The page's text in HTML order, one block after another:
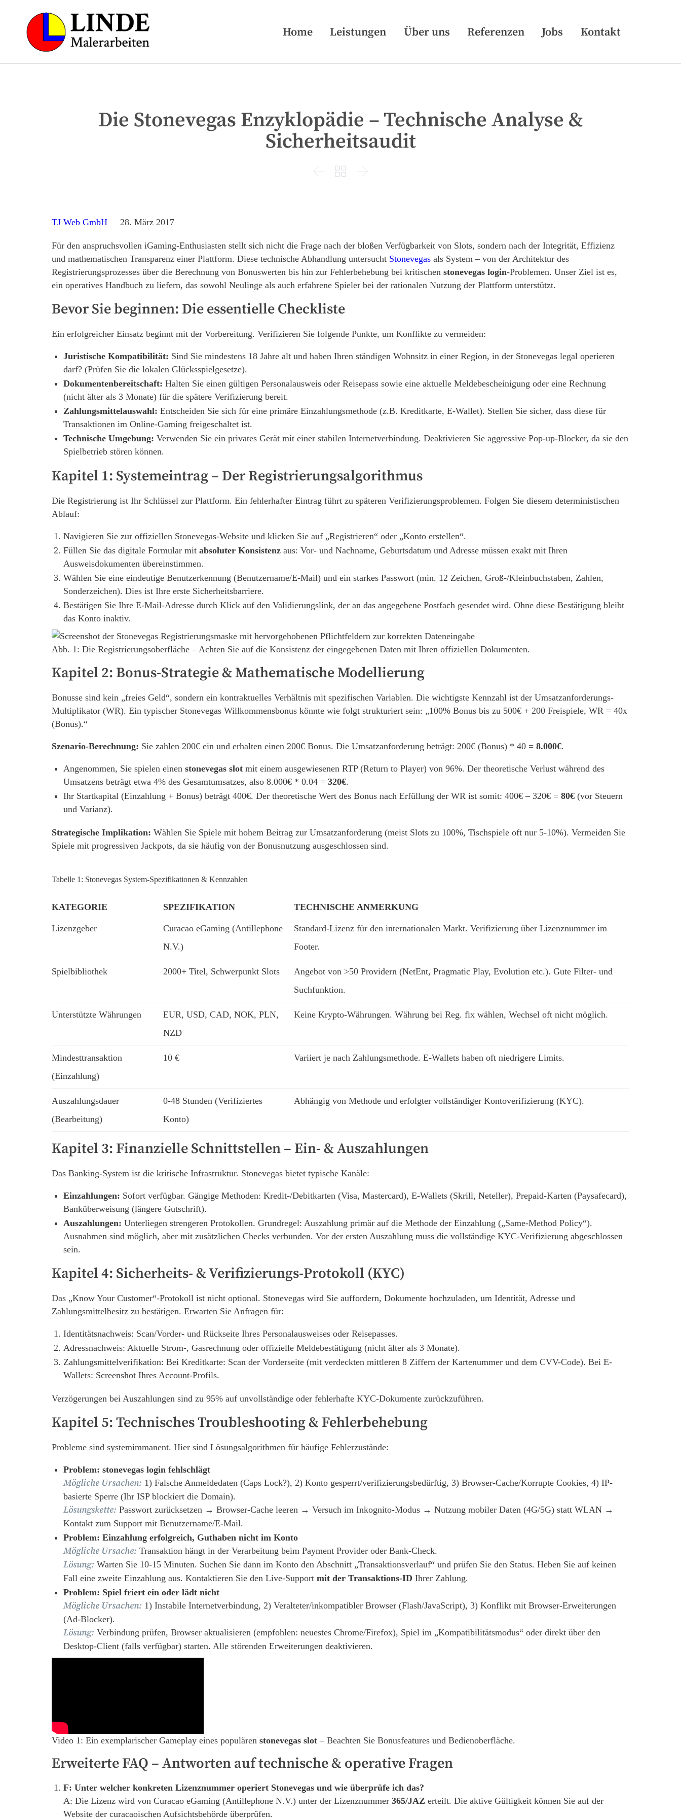
Home Leistungen Über uns Referenzen Jobs Kontakt
Die Stonevegas Enzyklopädie – Technische Analyse &
Sicherheitsaudit
  
TJ Web GmbH 28. März 2017
Für den anspruchsvollen iGaming-Enthusiasten stellt sich nicht die Frage nach der bloßen Verfügbarkeit von Slots, sondern nach der Integrität, Effizienz
und mathematischen Transparenz einer Plattform. Diese technische Abhandlung untersucht Stonevegas als System – von der Architektur des
Registrierungsprozesses über die Berechnung von Bonuswerten bis hin zur Fehlerbehebung bei kritischen stonevegas login-Problemen. Unser Ziel ist es,
ein operatives Handbuch zu liefern, das sowohl Neulinge als auch erfahrene Spieler bei der rationalen Nutzung der Plattform unterstützt.
Bevor Sie beginnen: Die essentielle Checkliste
Ein erfolgreicher Einsatz beginnt mit der Vorbereitung. Verifizieren Sie folgende Punkte, um Konflikte zu vermeiden:
Juristische Kompatibilität: Sind Sie mindestens 18 Jahre alt und haben Ihren ständigen Wohnsitz in einer Region, in der Stonevegas legal operieren
darf? (Prüfen Sie die lokalen Glücksspielgesetze).
Dokumentenbereitschaft: Halten Sie einen gültigen Personalausweis oder Reisepass sowie eine aktuelle Meldebescheinigung oder eine Rechnung
(nicht älter als 3 Monate) für die spätere Verifizierung bereit.
Zahlungsmittelauswahl: Entscheiden Sie sich für eine primäre Einzahlungsmethode (z.B. Kreditkarte, E-Wallet). Stellen Sie sicher, dass diese für
Transaktionen im Online-Gaming freigeschaltet ist.
Technische Umgebung: Verwenden Sie ein privates Gerät mit einer stabilen Internetverbindung. Deaktivieren Sie aggressive Pop-up-Blocker, da sie den
Spielbetrieb stören können.
Kapitel 1: Systemeintrag – Der Registrierungsalgorithmus
Die Registrierung ist Ihr Schlüssel zur Plattform. Ein fehlerhafter Eintrag führt zu späteren Verifizierungsproblemen. Folgen Sie diesem deterministischen
Ablauf:
Navigieren Sie zur offiziellen Stonevegas-Website und klicken Sie auf „Registrieren“ oder „Konto erstellen“.
Füllen Sie das digitale Formular mitabsoluter Konsistenz aus: Vor- und Nachname, Geburtsdatum und Adresse müssen exakt mit Ihren
Ausweisdokumenten übereinstimmen.
Wählen Sie eine eindeutige Benutzerkennung (Benutzername/E-Mail) und ein starkes Passwort (min. 12 Zeichen, Groß-/Kleinbuchstaben, Zahlen,
Sonderzeichen). Dies ist Ihre erste Sicherheitsbarriere.
Bestätigen Sie Ihre E-Mail-Adresse durch Klick auf den Validierungslink, der an das angegebene Postfach gesendet wird. Ohne diese Bestätigung bleibt
das Konto inaktiv.
Abb. 1: Die Registrierungsoberfläche – Achten Sie auf die Konsistenz der eingegebenen Daten mit Ihren offiziellen Dokumenten.
Kapitel 2: Bonus-Strategie & Mathematische Modellierung
Bonusse sind kein „freies Geld“, sondern ein kontraktuelles Verhältnis mit spezifischen Variablen. Die wichtigste Kennzahl ist der Umsatzanforderungs-
Multiplikator (WR). Ein typischer Stonevegas Willkommensbonus könnte wie folgt strukturiert sein: „100% Bonus bis zu 500€ + 200 Freispiele, WR = 40x
(Bonus).“
Szenario-Berechnung: Sie zahlen 200€ ein und erhalten einen 200€ Bonus. Die Umsatzanforderung beträgt: 200€ (Bonus) * 40 = 8.000€.
Angenommen, Sie spielen einenstonevegas slot mit einem ausgewiesenen RTP (Return to Player) von 96%. Der theoretische Verlust während des
Umsatzens beträgt etwa 4% des Gesamtumsatzes, also 8.000€ * 0.04 =320€.
Ihr Startkapital (Einzahlung + Bonus) beträgt 400€. Der theoretische Wert des Bonus nach Erfüllung der WR ist somit: 400€ – 320€ =80€ (vor Steuern
und Varianz).
Strategische Implikation: Wählen Sie Spiele mit hohem Beitrag zur Umsatzanforderung (meist Slots zu 100%, Tischspiele oft nur 5-10%). Vermeiden Sie
Spiele mit progressiven Jackpots, da sie häufig von der Bonusnutzung ausgeschlossen sind.
Tabelle 1: Stonevegas System-Spezifikationen & Kennzahlen
KATEGORIE SPEZIFIKATION TECHNISCHE ANMERKUNG
Lizenzgeber
Curacao eGaming (Antillephone
N.V.)
Standard-Lizenz für den internationalen Markt. Verifizierung über Lizenznummer im
Footer.
Spielbibliothek 2000+ Titel, Schwerpunkt Slots
Angebot von >50 Providern (NetEnt, Pragmatic Play, Evolution etc.). Gute Filter- und
Suchfunktion.
Unterstützte Währungen
EUR, USD, CAD, NOK, PLN,
NZD
Keine Krypto-Währungen. Währung bei Reg. fix wählen, Wechsel oft nicht möglich.
Mindesttransaktion
(Einzahlung)
10 € Variiert je nach Zahlungsmethode. E-Wallets haben oft niedrigere Limits.
Auszahlungsdauer
(Bearbeitung)
0-48 Stunden (Verifiziertes
Konto)
Abhängig von Methode und erfolgter vollständiger Kontoverifizierung (KYC).
Kapitel 3: Finanzielle Schnittstellen – Ein- & Auszahlungen
Das Banking-System ist die kritische Infrastruktur. Stonevegas bietet typische Kanäle:
Einzahlungen: Sofort verfügbar. Gängige Methoden: Kredit-/Debitkarten (Visa, Mastercard), E-Wallets (Skrill, Neteller), Prepaid-Karten (Paysafecard),
Banküberweisung (längere Gutschrift).
Auszahlungen: Unterliegen strengeren Protokollen. Grundregel: Auszahlung primär auf die Methode der Einzahlung („Same-Method Policy“).
Ausnahmen sind möglich, aber mit zusätzlichen Checks verbunden. Vor der ersten Auszahlung muss die vollständige KYC-Verifizierung abgeschlossen
sein.
Kapitel 4: Sicherheits- & Verifizierungs-Protokoll (KYC)
Das „Know Your Customer“-Protokoll ist nicht optional. Stonevegas wird Sie auffordern, Dokumente hochzuladen, um Identität, Adresse und
Zahlungsmittelbesitz zu bestätigen. Erwarten Sie Anfragen für:
Identitätsnachweis: Scan/Vorder- und Rückseite Ihres Personalausweises oder Reisepasses.
Adressnachweis: Aktuelle Strom-, Gasrechnung oder offizielle Meldebestätigung (nicht älter als 3 Monate).
Zahlungsmittelverifikation: Bei Kreditkarte: Scan der Vorderseite (mit verdeckten mittleren 8 Ziffern der Kartenummer und dem CVV-Code). Bei E-
Wallets: Screenshot Ihres Account-Profils.
Verzögerungen bei Auszahlungen sind zu 95% auf unvollständige oder fehlerhafte KYC-Dokumente zurückzuführen.
Kapitel 5: Technisches Troubleshooting & Fehlerbehebung
Probleme sind systemimmanent. Hier sind Lösungsalgorithmen für häufige Fehlerzustände:
Problem:stonevegas login fehlschlägt
Mögliche Ursachen: 1) Falsche Anmeldedaten (Caps Lock?), 2) Konto gesperrt/verifizierungsbedürftig, 3) Browser-Cache/Korrupte Cookies, 4) IP-
basierte Sperre (Ihr ISP blockiert die Domain).
Lösungskette: Passwort zurücksetzen → Browser-Cache leeren → Versuch im Inkognito-Modus → Nutzung mobiler Daten (4G/5G) statt WLAN →
Kontakt zum Support mit Benutzername/E-Mail.
Problem: Einzahlung erfolgreich, Guthaben nicht im Konto
Mögliche Ursache: Transaktion hängt in der Verarbeitung beim Payment Provider oder Bank-Check.
Lösung: Warten Sie 10-15 Minuten. Suchen Sie dann im Konto den Abschnitt „Transaktionsverlauf“ und prüfen Sie den Status. Heben Sie auf keinen
Fall eine zweite Einzahlung aus. Kontaktieren Sie den Live-Supportmit der Transaktions-ID Ihrer Zahlung.
Problem: Spiel friert ein oder lädt nicht
Mögliche Ursachen: 1) Instabile Internetverbindung, 2) Veralteter/inkompatibler Browser (Flash/JavaScript), 3) Konflikt mit Browser-Erweiterungen
(Ad-Blocker).
Lösung: Verbindung prüfen, Browser aktualisieren (empfohlen: neuestes Chrome/Firefox), Spiel im „Kompatibilitätsmodus“ oder direkt über den
Desktop-Client (falls verfügbar) starten. Alle störenden Erweiterungen deaktivieren.
Video 1: Ein exemplarischer Gameplay eines populären stonevegas slot – Beachten Sie Bonusfeatures und Bedienoberfläche.
Erweiterte FAQ – Antworten auf technische & operative Fragen
F: Unter welcher konkreten Lizenznummer operiert Stonevegas und wie überprüfe ich das?
A: Die Lizenz wird von Curacao eGaming (Antillephone N.V.) unter der Lizenznummer365/JAZ erteilt. Die aktive Gültigkeit können Sie auf der
Website der curacaoischen Aufsichtsbehörde überprüfen.